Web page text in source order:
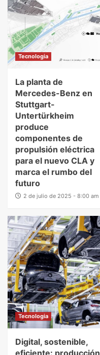
Tecnologia
La planta de
Mercedes-Benz en
Stuttgart-
Untertürkheim
produce
componentes de
propulsión eléctrica
para el nuevo CLA y
marca el rumbo del
futuro
2 de julio de 2025 - 8:00 am
Tecnologia
Digital, sostenible,
eficiente: producción